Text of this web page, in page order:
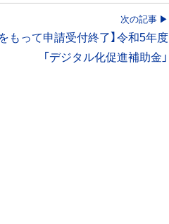
次の記事
もって申請受付終了】令和5年度
「デジタル化促進補助金」